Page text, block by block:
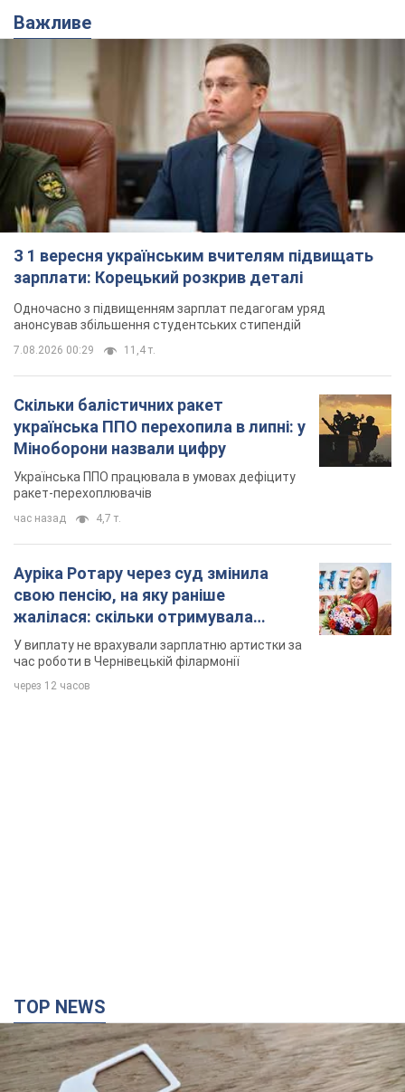
Важливе
З 1 вересня українським вчителям підвищать
зарплати: Корецький розкрив деталі
Одночасно з підвищенням зарплат педагогам уряд
анонсував збільшення студентських стипендій
7.08.2026 00:29 11,4 т.
Скільки балістичних ракет
українська ППО перехопила в липні: у
Міноборони назвали цифру
Українська ППО працювала в умовах дефіциту
ракет-перехоплювачів
час назад 4,7 т.
Ауріка Ротару через суд змінила
свою пенсію, на яку раніше
жалілася: скільки отримувала
співачка
У виплату не врахували зарплатню артистки за
час роботи в Чернівецькій філармонії
через 12 часов
TOP NEWS